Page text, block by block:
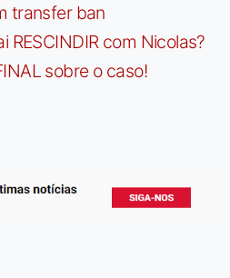
transfer ban
RESCINDIR com Nicolas?
sobre o caso!